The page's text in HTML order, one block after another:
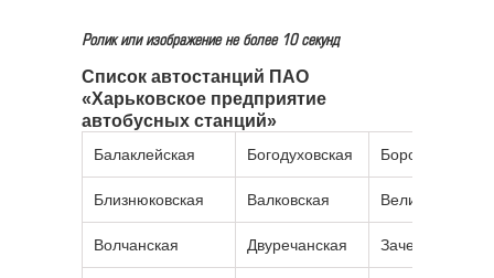
Ролик или изображение не более 10 секунд
Список автостанций ПАО
«Харьковское предприятие
автобусных станций»
Балаклейская Богодуховская Боровская
Близнюковская Валковская
Волчанская Двуречанская Зачепиловская